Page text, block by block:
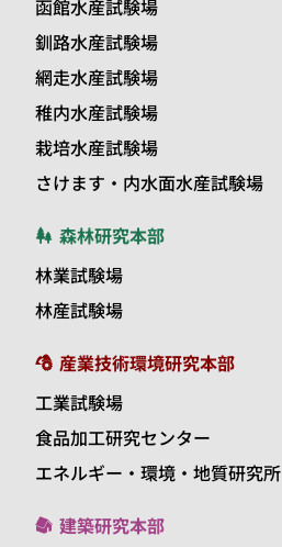
函館水産試験場
釧路水産試験場
網走水産試験場
稚内水産試験場
栽培水産試験場
さけます・内水面水産試験場
森林研究本部
林業試験場
林産試験場
産業技術環境研究本部
工業試験場
食品加工研究センター
エネルギー・環境・地質研究所
建築研究本部